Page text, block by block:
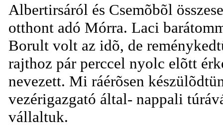
Albertirsáról és Csemõbõl
otthont adó Mórra. Laci
Borult volt az idõ, de
rajthoz pár perccel nyolc elõtt
nevezett. Mi ráérõsen
vezérigazgató által- nappali
vállaltuk.